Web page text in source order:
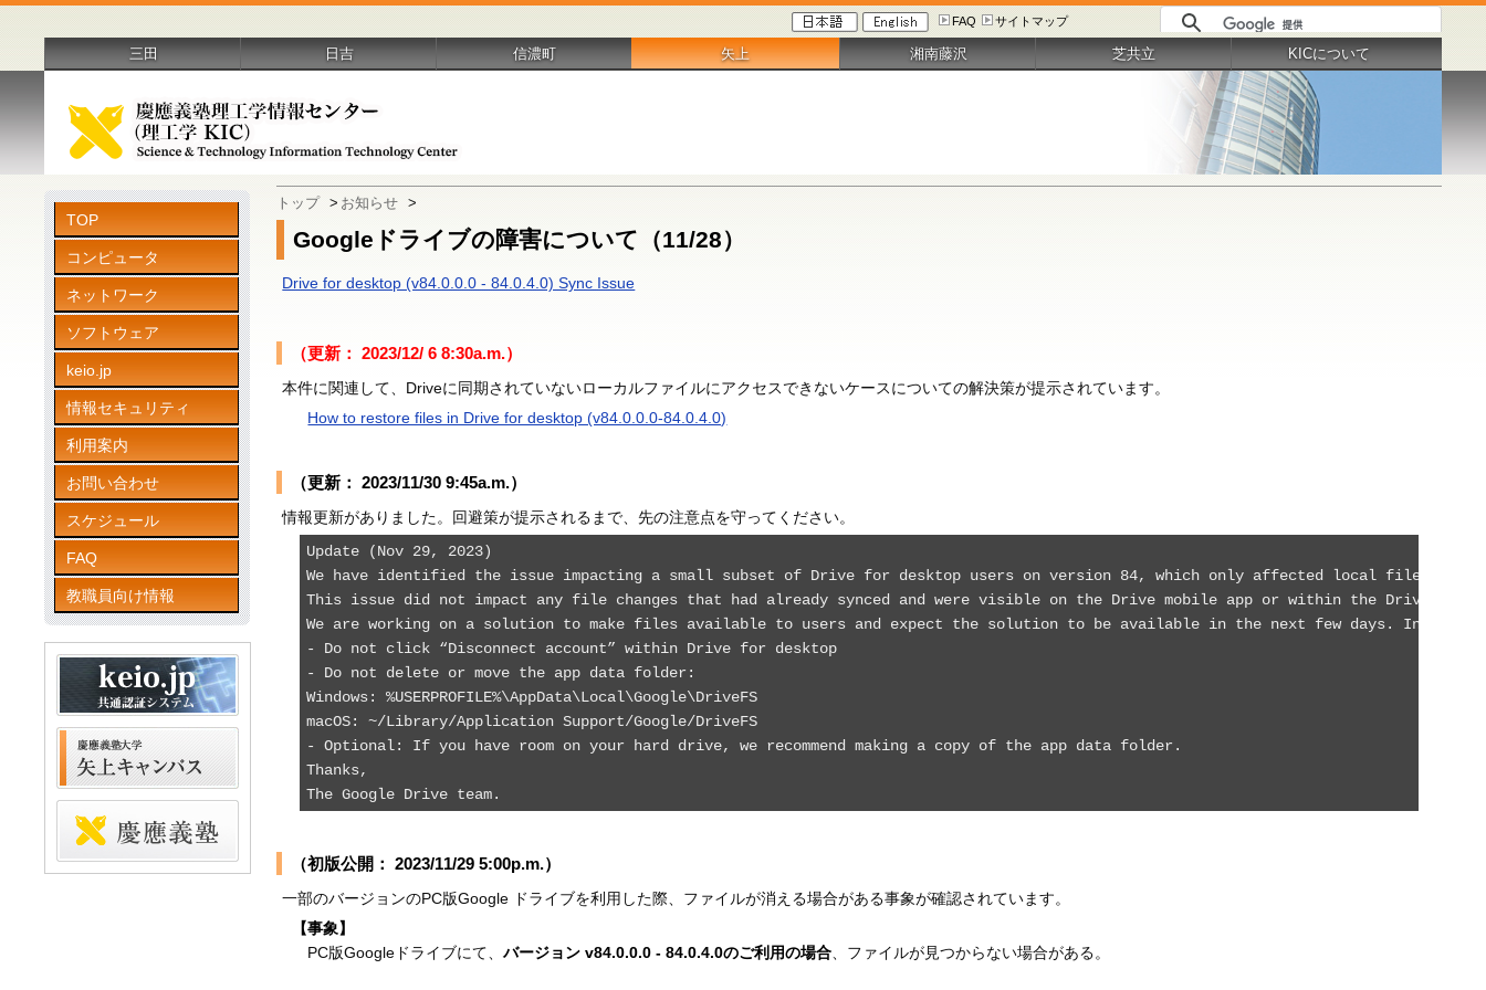
FAQ サイトマップ
TOP
コンピュータ
ネットワーク
ソフトウェア
keio.jp
情報セキュリティ
利用案内
お問い合わせ
スケジュール
FAQ
教職員向け情報
トップ > お知らせ >
Googleドライブの障害について（11/28）
Drive for desktop (v84.0.0.0 - 84.0.4.0) Sync Issue
（更新： 2023/12/ 6 8:30a.m.）
本件に関連して、Driveに同期されていないローカルファイルにアクセスできないケースについての解決策が提示されています。
How to restore files in Drive for desktop (v84.0.0.0-84.0.4.0)
（更新： 2023/11/30 9:45a.m.）
情報更新がありました。回避策が提示されるまで、先の注意点を守ってください。
Update (Nov 29, 2023)
We have identified the issue impacting a small subset of Drive for desktop users on version 84, which only affected local file
This issue did not impact any file changes that had already synced and were visible on the Drive mobile app or within the Drive UI on
We are working on a solution to make files available to users and expect the solution to be available in the next few days. In the
- Do not click “Disconnect account” within Drive for desktop
- Do not delete or move the app data folder:
Windows: %USERPROFILE%\AppData\Local\Google\DriveFS
macOS: ~/Library/Application Support/Google/DriveFS
- Optional: If you have room on your hard drive, we recommend making a copy of the app data folder.
Thanks,
（初版公開： 2023/11/29 5:00p.m.）
一部のバージョンのPC版Google ドライブを利用した際、ファイルが消える場合がある事象が確認されています。
【事象】
PC版Googleドライブにて、バージョン v84.0.0.0 - 84.0.4.0のご利用の場合 、ファイルが見つからない場合がある。
三田 日吉 信濃町 矢上 湘南藤沢 芝共立 KICについて